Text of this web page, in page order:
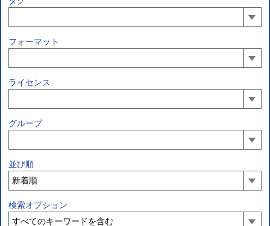
フォーマット
ライセンス
グループ
並び順
検索オプション